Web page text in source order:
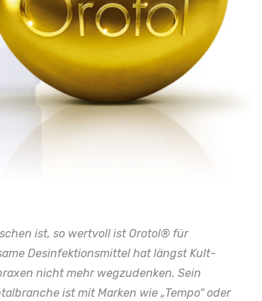
ist, so wertvoll ist Orotol® für
Desinfektionsmittel hat längst Kult-
nicht mehr wegzudenken. Sein
ist mit Marken wie „Tempo“ oder